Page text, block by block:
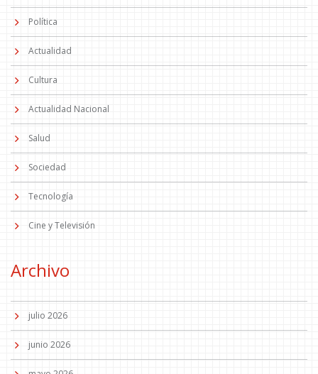
Política
Actualidad
Cultura
Actualidad Nacional
Salud
Sociedad
Tecnología
Cine y Televisión
Archivo
julio 2026
junio 2026